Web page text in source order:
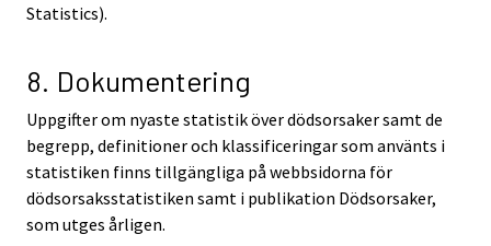
Statistics).
8. Dokumentering
Uppgifter om nyaste statistik över dödsorsaker samt de
begrepp, definitioner och klassificeringar som använts i
statistiken finns tillgängliga på webbsidorna för
dödsorsaksstatistiken samt i publikation Dödsorsaker,
som utges årligen.